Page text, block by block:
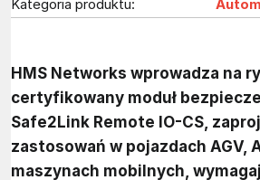
Kategoria produktu:
HMS Networks wprowadza na
certyfikowany moduł
Safe2Link Remote IO-CS,
zastosowań w pojazdach AGV,
maszynach mobilnych,